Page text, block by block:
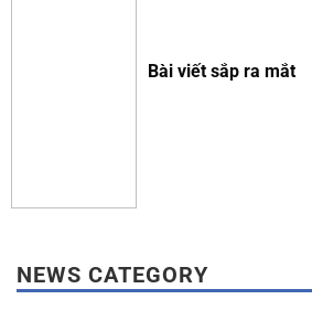
Bài viết sắp ra mắt
NEWS CATEGORY